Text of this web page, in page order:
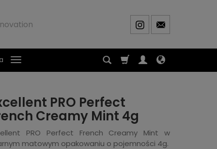
PRO Perfect
Creamy Mint 4g
PRO Perfect French Creamy Mint w
matowym opakowaniu o pojemności 4g.